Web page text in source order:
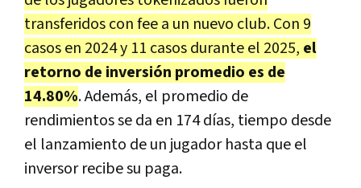
transferidos con fee a un nuevo club. Con 9
casos en 2024 y 11 casos durante el 2025, el
retorno de inversión promedio es de
14.80%. Además, el promedio de
rendimientos se da en 174 días, tiempo desde
el lanzamiento de un jugador hasta que el
inversor recibe su paga.